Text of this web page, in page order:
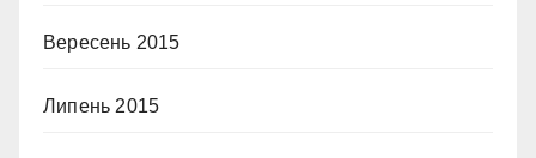
Вересень 2015
Липень 2015